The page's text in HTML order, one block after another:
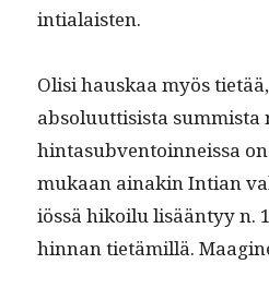
intialaisten.
Olisi hauskaa myös
absolu­ut­ti­sista sum­mista
hin­ta­sub­ven­toin­neis­sa on
mukaan ainakin Int­ian
iössä hikoilu lisään­tyy
hin­nan tietämil­lä.